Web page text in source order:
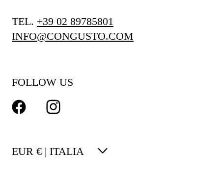
TEL. +39 02 89785801
INFO@CONGUSTO.COM
FOLLOW US
FACEBOOKINSTAGRAM
EUR € | ITALIA